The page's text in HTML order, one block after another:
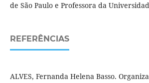
de São Paulo e Professora da
REFERÊNCIAS
ALVES, Fernanda Helena Basso.